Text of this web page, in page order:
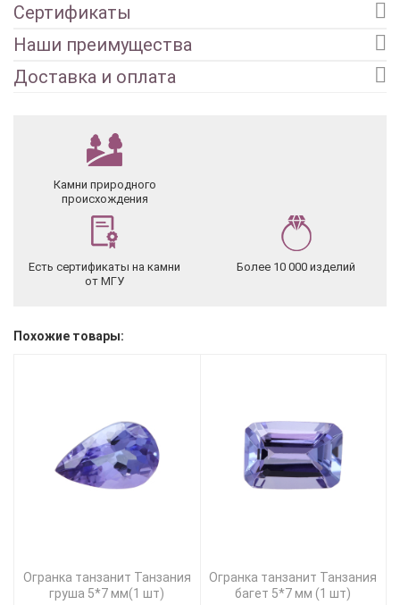
Сертификаты
Наши преимущества
Доставка и оплата
Камни природного
происхождения
Есть сертификаты на камни
от МГУ
Более 10 000 изделий
Похожие товары:
Огранка танзанит Танзания
груша 5*7 мм(1 шт)
Огранка танзанит Танзания
багет 5*7 мм (1 шт)